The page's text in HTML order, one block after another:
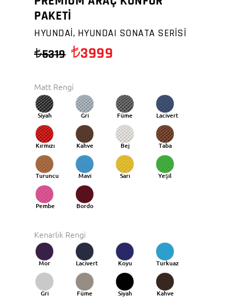
PAKETİ
HYUNDAİ, HYUNDAI SONATA SERİSİ
5319 3999
Matt Rengi
Siyah Gri Füme Lacivert
Kırmızı Kahve Bej Taba
Turuncu
Taba
Mavi Sarı Yeşil
Pembe Bordo
Kenarlık Rengi
Mor Lacivert
Koyu
Mavi
Turkuaz
Gri Füme Siyah Kahve